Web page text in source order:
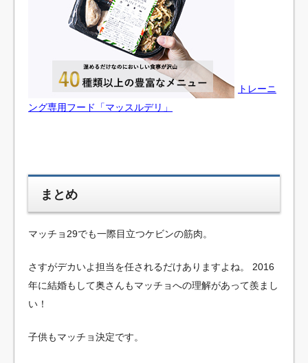
トレーニ
ング専用フード「マッスルデリ」
まとめ
マッチョ29でも一際目立つケビンの筋肉。
さすがデカいよ担当を任されるだけありますよね。
2016
年に結婚もして奥さんもマッチョへの理解があって羨まし
い！
子供もマッチョ決定です。